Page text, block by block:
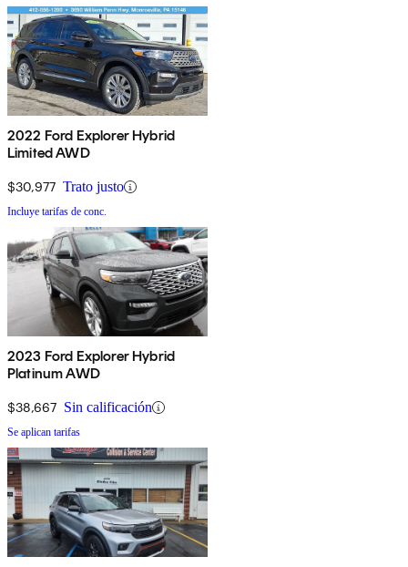
2022 Ford Explorer Hybrid
Limited AWD
$30,977 Trato justo
Incluye tarifas de conc.
2023 Ford Explorer Hybrid
Platinum AWD
$38,667 Sin calificación
Se aplican tarifas